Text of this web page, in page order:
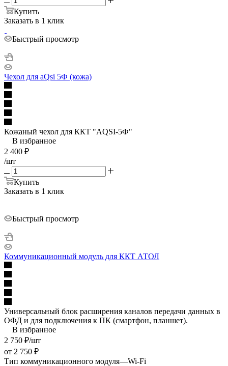
Купить
Заказать в 1 клик
Быстрый просмотр
Чехол для aQsi 5Ф (кожа)
Кожаный чехол для ККТ "AQSI-5Ф"
В избранное
2 400 ₽
/шт
Купить
Заказать в 1 клик
Быстрый просмотр
Коммуникационный модуль для ККТ АТОЛ
Универсальный блок расширения каналов передачи данных в
ОФД и для подключения к ПК (смартфон, планшет).
В избранное
2 750 ₽/шт
от 2 750 ₽
Тип коммуникационного модуля—Wi-Fi